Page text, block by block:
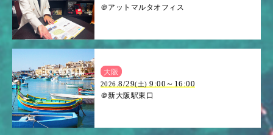
＠アットマルタオフィス
大阪
2026.8/29(土) 9:00～16:00
＠新大阪駅東口